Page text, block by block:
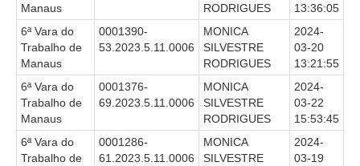
Manaus
RODRIGUES
13:36:05
6ª Vara do
Trabalho de
Manaus
0001390-
53.2023.5.11.0006
MONICA
SILVESTRE
RODRIGUES
2024-
03-20
13:21:55
6ª Vara do
Trabalho de
Manaus
0001376-
69.2023.5.11.0006
MONICA
SILVESTRE
RODRIGUES
2024-
03-22
15:53:45
6ª Vara do
Trabalho de
0001286-
61.2023.5.11.0006
MONICA
SILVESTRE
2024-
03-19